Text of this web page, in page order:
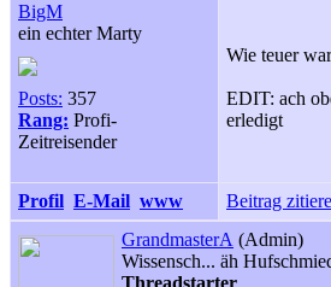
BigM
ein echter Marty
Posts: 357
Rang: Profi-
Zeitreisender
Wie teuer
EDIT: ach
erledigt
Profil E-Mail www
Beitrag
GrandmasterA (Admin)
Wissensch... äh
Threadstarter